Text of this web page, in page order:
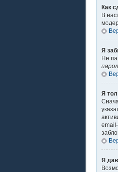
Как
В
Я
Не
Я
Я